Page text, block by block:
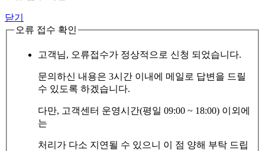
닫기
오류 접수 확인
고객님, 오류접수가 정상적으로 신청 되었습니다.
문의하신 내용은 3시간 이내에 메일로 답변을 드릴
수 있도록 하겠습니다.
다만, 고객센터 운영시간(평일 09:00 ~ 18:00) 이외에
는
처리가 다소 지연될 수 있으니 이 점 양해 부탁 드립